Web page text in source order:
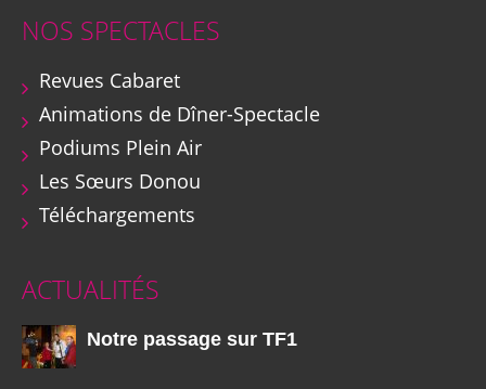
NOS SPECTACLES
Revues Cabaret
Animations de Dîner-Spectacle
Podiums Plein Air
Les Sœurs Donou
Téléchargements
ACTUALITÉS
Notre passage sur TF1